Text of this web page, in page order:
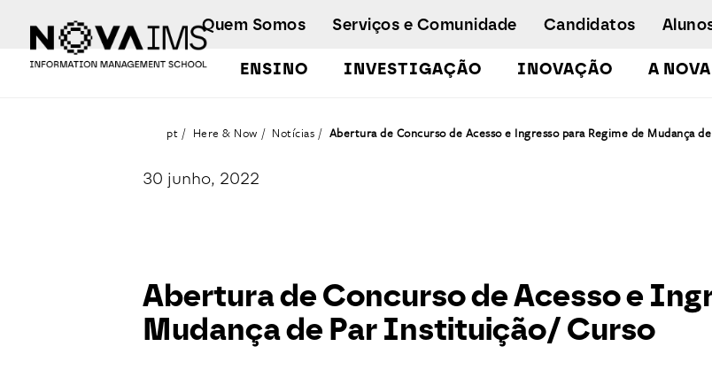
ENSINO
Licenciaturas
Empregabilidade
Concurso especial -
humanitária
INVESTIGAÇÃO INOVAÇÃO A
Quem Somos Serviços e Comunidade Candidatos
pt Here & Now Notícias Abertura de Concurso de Acesso e Ingresso para Regime de Mudança
30 junho, 2022
Abertura de Concurso de Acesso e
Mudança de Par Instituição/ Curso